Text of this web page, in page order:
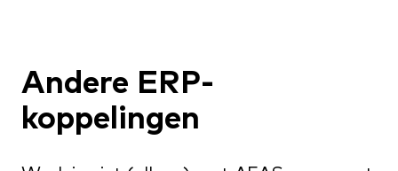
Andere ERP-
koppelingen